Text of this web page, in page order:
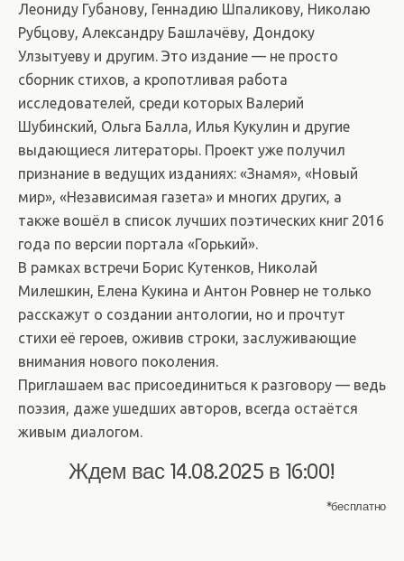
Леониду Губанову, Геннадию Шпаликову, Николаю
Рубцову, Александру Башлачёву, Дондоку
Улзытуеву и другим. Это издание — не просто
сборник стихов, а кропотливая работа
исследователей, среди которых Валерий
Шубинский, Ольга Балла, Илья Кукулин и другие
выдающиеся литераторы. Проект уже получил
признание в ведущих изданиях: «Знамя», «Новый
мир», «Независимая газета» и многих других, а
также вошёл в список лучших поэтических книг 2016
года по версии портала «Горький».
В рамках встречи Борис Кутенков, Николай
Милешкин, Елена Кукина и Антон Ровнер не только
расскажут о создании антологии, но и прочтут
стихи её героев, оживив строки, заслуживающие
внимания нового поколения.
Приглашаем вас присоединиться к разговору — ведь
поэзия, даже ушедших авторов, всегда остаётся
живым диалогом.
Ждем вас 14.08.2025 в 16:00!
*бесплатно